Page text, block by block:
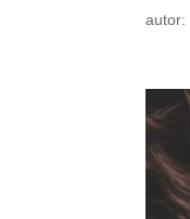
autor: